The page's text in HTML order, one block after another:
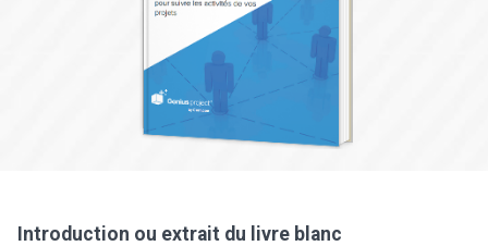
Introduction ou extrait du livre blanc